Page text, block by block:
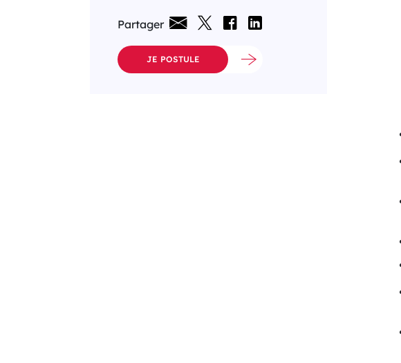
Partager
JE POSTULE